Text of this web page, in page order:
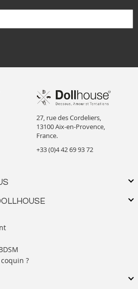
?
27, rue des Cordeliers,
13100 Aix-en-Provence,
France.
+33 (0)4 42 69 93 72